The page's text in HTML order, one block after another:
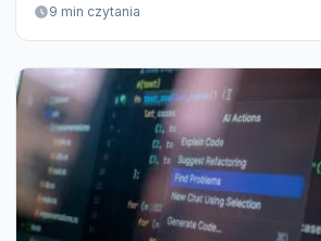
9 min czytania